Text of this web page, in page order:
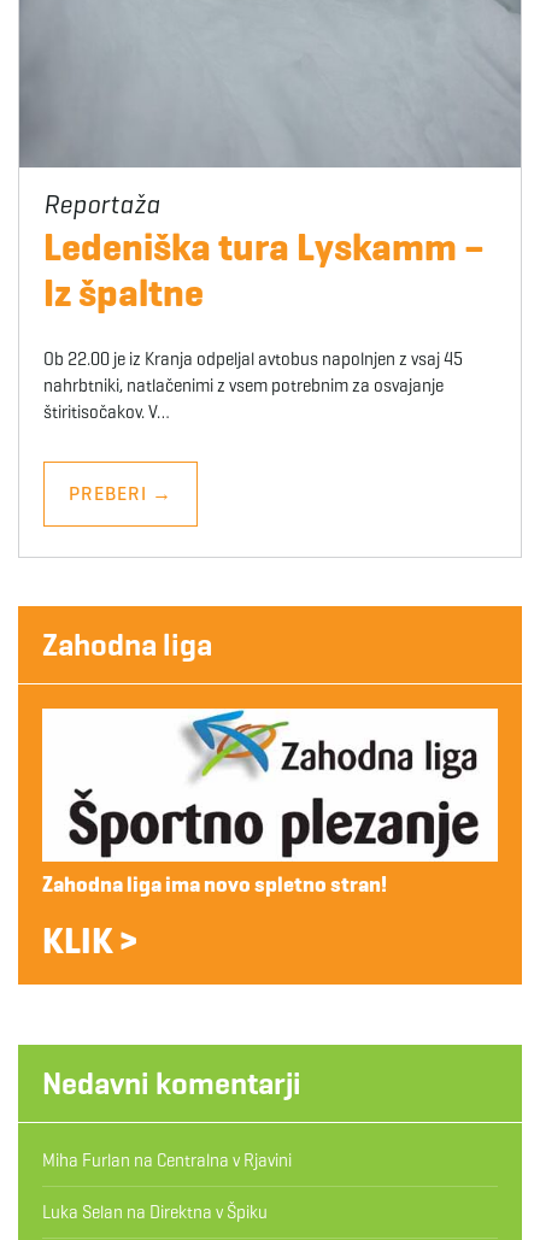
Ledeniška tura Lyskamm –
Iz špaltne
Ob 22.00 je iz Kranja odpeljal avtobus napolnjen z vsaj 45
nahrbtniki, natlačenimi z vsem potrebnim za osvajanje
štiritisočakov. V…
PREBERI →
Zahodna liga
Zahodna liga ima novo spletno stran!
KLIK >
Nedavni komentarji
Miha Furlan na Centralna v Rjavini
Luka Selan na Direktna v Špiku